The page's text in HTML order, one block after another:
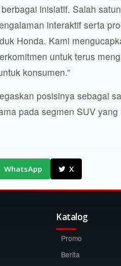
inisiatif. Salah
interaktif serta
Honda. Kami
untuk terus
konsumen.”
posisinya sebagai
pada segmen SUV
WhatsApp X
Katalog
Promo
Berita